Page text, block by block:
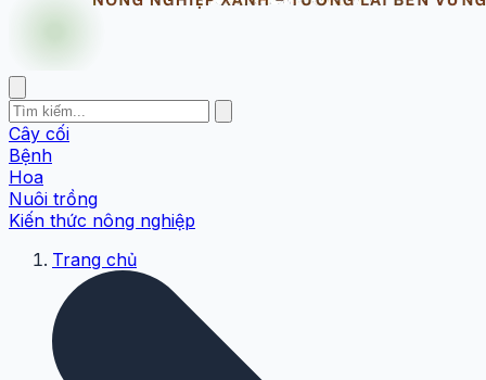
Cây cối
Bệnh
Hoa
Nuôi trồng
Kiến thức nông nghiệp
Trang chủ